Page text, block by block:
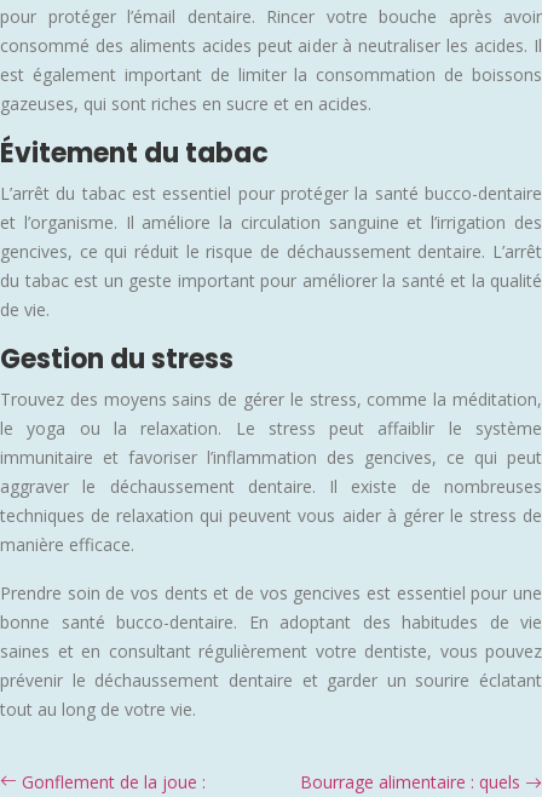
pour protéger l’émail dentaire. Rincer votre bouche après avoir
consommé des aliments acides peut aider à neutraliser les acides. Il
est également important de limiter la consommation de boissons
gazeuses, qui sont riches en sucre et en acides.
Évitement du tabac
L’arrêt du tabac est essentiel pour protéger la santé bucco-dentaire
et l’organisme. Il améliore la circulation sanguine et l’irrigation des
gencives, ce qui réduit le risque de déchaussement dentaire. L’arrêt
du tabac est un geste important pour améliorer la santé et la qualité
de vie.
Gestion du stress
Trouvez des moyens sains de gérer le stress, comme la méditation,
le yoga ou la relaxation. Le stress peut affaiblir le système
immunitaire et favoriser l’inflammation des gencives, ce qui peut
aggraver le déchaussement dentaire. Il existe de nombreuses
techniques de relaxation qui peuvent vous aider à gérer le stress de
manière efficace.
Prendre soin de vos dents et de vos gencives est essentiel pour une
bonne santé bucco-dentaire. En adoptant des habitudes de vie
saines et en consultant régulièrement votre dentiste, vous pouvez
prévenir le déchaussement dentaire et garder un sourire éclatant
tout au long de votre vie.
Gonflement de la joue :
Bourrage alimentaire : quels